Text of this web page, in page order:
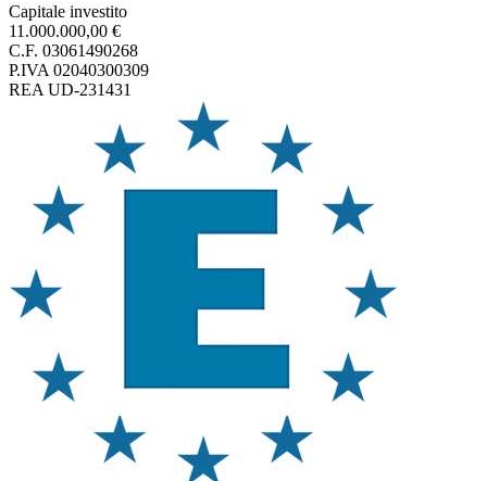
Capitale investito
11.000.000,00 €
C.F. 03061490268
P.IVA 02040300309
REA UD-231431